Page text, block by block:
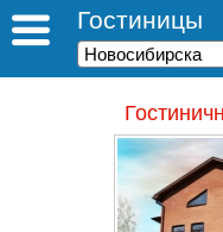
Гостиницы